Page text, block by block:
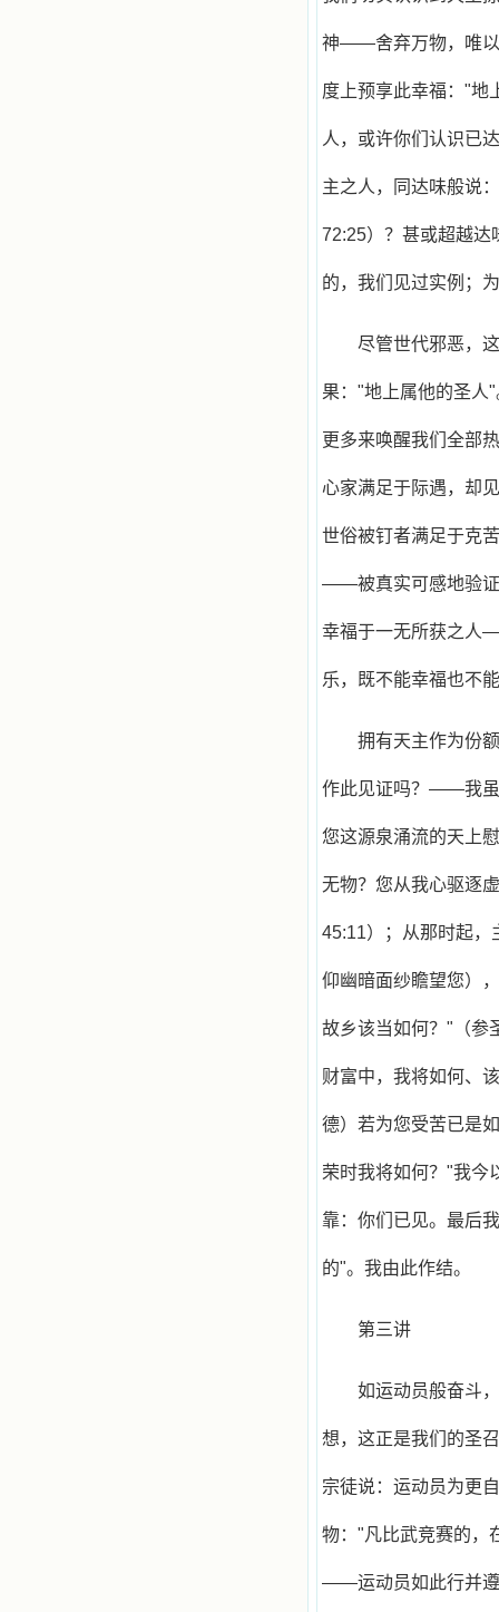
神——舍弃万物，唯以
度上预享此幸福："地
人，或许你们认识已
主之人，同达味般说
72:25）？甚或超越达
的，我们见过实例；
尽管世代邪恶，
果："地上属他的圣人
更多来唤醒我们全部
心家满足于际遇，却
世俗被钉者满足于克
——被真实可感地验证
幸福于一无所获之人
乐，既不能幸福也不
拥有天主作为份
作此见证吗？——我虽
您这源泉涌流的天上
无物？您从我心驱逐
45:11）；从那时起，
仰幽暗面纱瞻望您）
故乡该当如何？"（参
财富中，我将如何、
德）若为您受苦已是
荣时我将如何？"我今
靠：你们已见。最后
的"。我由此作结。
第三讲
如运动员般奋斗
想，这正是我们的圣
宗徒说：运动员为更
物："凡比武竞赛的，
——运动员如此行并遵